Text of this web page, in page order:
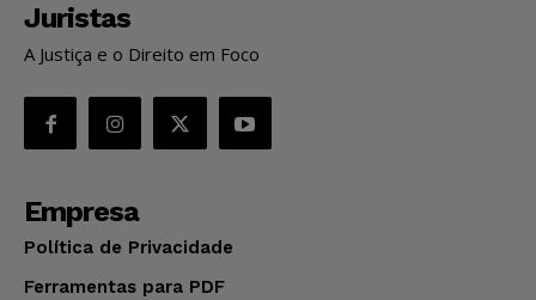
Juristas
A Justiça e o Direito em Foco
Empresa
Política de Privacidade
Ferramentas para PDF